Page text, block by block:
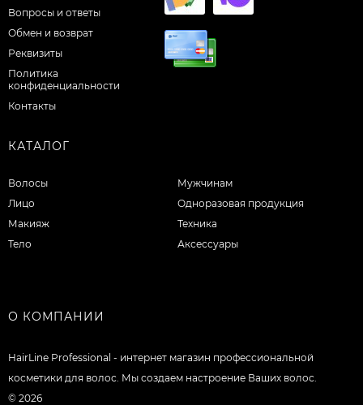
Вопросы и ответы
Обмен и возврат
Реквизиты
Политика
конфиденциальности
Контакты
КАТАЛОГ
Волосы
Лицо
Макияж
Тело
Мужчинам
Одноразовая продукция
Техника
Аксессуары
О КОМПАНИИ
HairLine Professional - интернет магазин профессиональной
косметики для волос. Мы создаем настроение Ваших волос.
© 2026